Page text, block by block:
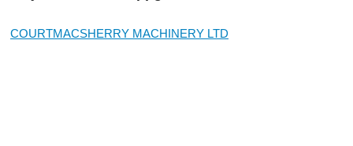
COURTMACSHERRY MACHINERY LTD